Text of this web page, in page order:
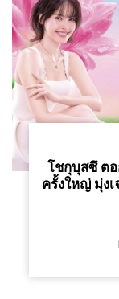
โชกุบุสซึ ต
ครั้งใหญ่ มุ่ง